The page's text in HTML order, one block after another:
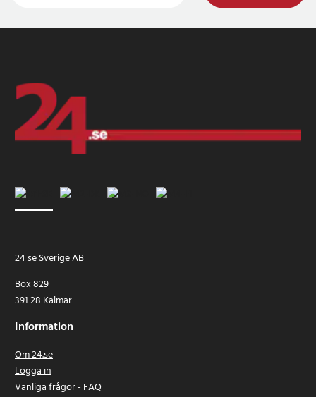
24 se Sverige AB
Box 829
391 28 Kalmar
Information
Om 24.se
Logga in
Vanliga frågor - FAQ